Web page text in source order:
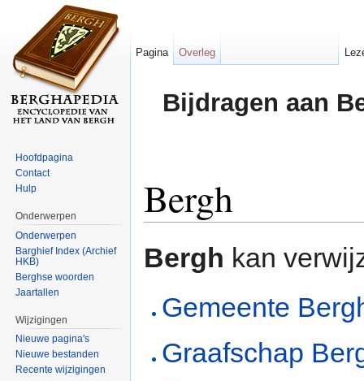
Bijdragen aan
Bergh
Bergh kan
Gemeente
Graafschap
Pagina Overleg
Hoofdpagina
Contact
Hulp
Onderwerpen
Onderwerpen
Barghief Index (Archief
HKB)
Berghse woorden
Jaartallen
Wijzigingen
Nieuwe pagina's
Nieuwe bestanden
Recente wijzigingen